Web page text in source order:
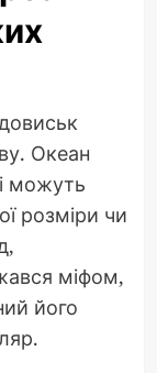
Океан
можуть
розміри чи
міфом,
його